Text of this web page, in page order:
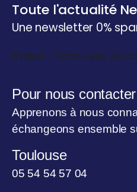
Toute l'actualité
Une newsletter 0%
Erreur : Formulaire de
Pour nous contacter
Apprenons à nous
échangeons ensemble
Toulouse
05 54 54 57 04